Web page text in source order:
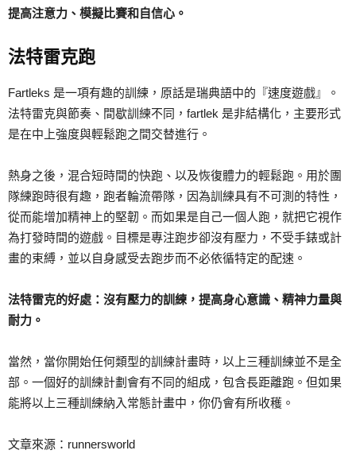
提高注意力、模擬比賽和自信心。
法特雷克跑
Fartleks 是一項有趣的訓練，原話是瑞典語中的『速度遊戲』。
法特雷克與節奏、間歇訓練不同，fartlek 是非結構化，主要形式
是在中上強度與輕鬆跑之間交替進行。
熱身之後，混合短時間的快跑、以及恢復體力的輕鬆跑。用於團
隊練跑時很有趣，跑者輪流帶隊，因為訓練具有不可測的特性，
從而能增加精神上的堅韌。而如果是自己一個人跑，就把它視作
為打發時間的遊戲。目標是專注跑步卻沒有壓力，不受手錶或計
畫的束縛，並以自身感受去跑步而不必依循特定的配速。
法特雷克的好處：沒有壓力的訓練，提高身心意識、精神力量與
耐力。
當然，當你開始任何類型的訓練計畫時，以上三種訓練並不是全
部。一個好的訓練計劃會有不同的組成，包含長距離跑。但如果
能將以上三種訓練納入常態計畫中，你仍會有所收穫。
文章來源：runnersworld